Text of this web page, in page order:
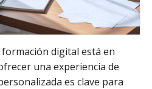
digital está en
una experiencia de
es clave para